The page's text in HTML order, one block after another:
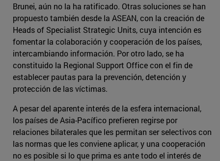
Brunei, aún no la ha ratificado. Otras soluciones se han
propuesto también desde la ASEAN, con la creación de
Heads of Specialist Strategic Units, cuya intención es
fomentar la colaboración y cooperación de los países,
intercambiando información. Por otro lado, se ha
constituido la Regional Support Office con el fin de
establecer pautas para la prevención, detención y
protección de las víctimas.
A pesar del aparente interés de la esfera internacional,
los países de Asia-Pacífico prefieren regirse por
relaciones bilaterales que les permitan ser selectivos con
las normas que les conviene aplicar, y una cooperación
no es posible si lo que prima es ante todo el interés de